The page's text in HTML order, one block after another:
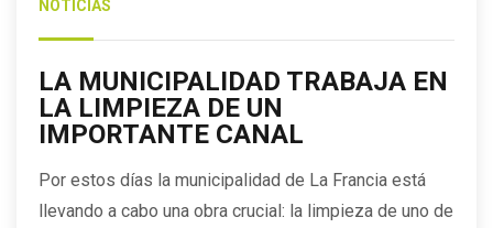
NOTICIAS
LA MUNICIPALIDAD TRABAJA EN
LA LIMPIEZA DE UN
IMPORTANTE CANAL
Por estos días la municipalidad de La Francia está
llevando a cabo una obra crucial: la limpieza de uno de